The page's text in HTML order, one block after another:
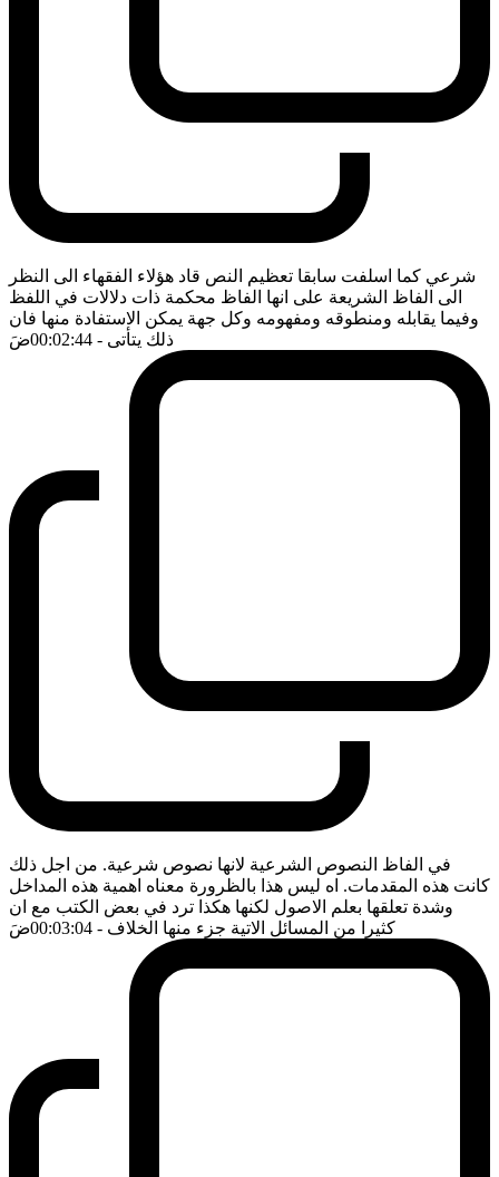
شرعي كما اسلفت سابقا تعظيم النص قاد هؤلاء الفقهاء الى النظر
الى الفاظ الشريعة على انها الفاظ محكمة ذات دلالات في اللفظ
وفيما يقابله ومنطوقه ومفهومه وكل جهة يمكن الاستفادة منها فان
ذلك يتأتى - 00:02:44 ضَ
في الفاظ النصوص الشرعية لانها نصوص شرعية. من اجل ذلك
كانت هذه المقدمات. اه ليس هذا بالظرورة معناه اهمية هذه المداخل
وشدة تعلقها بعلم الاصول لكنها هكذا ترد في بعض الكتب مع ان
كثيرا من المسائل الاتية جزء منها الخلاف - 00:03:04 ضَ